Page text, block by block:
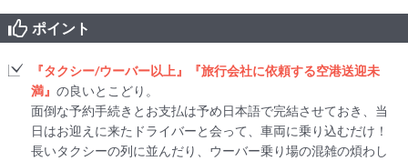
ポイント
『タクシー/ウーバー以上』『旅行会社に依頼する空港送迎未
満』 の良いとこどり。
面倒な予約手続きとお支払は予め日本語で完結させておき、当
日はお迎えに来たドライバーと会って、車両に乗り込むだけ！
長いタクシーの列に並んだり、ウーバー乗り場の混雑の煩わし